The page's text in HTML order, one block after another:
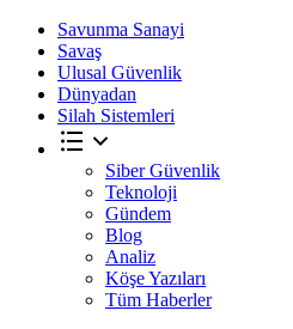
Savunma Sanayi
Savaş
Ulusal Güvenlik
Dünyadan
Silah Sistemleri
Siber Güvenlik
Teknoloji
Gündem
Blog
Analiz
Köşe Yazıları
Tüm Haberler